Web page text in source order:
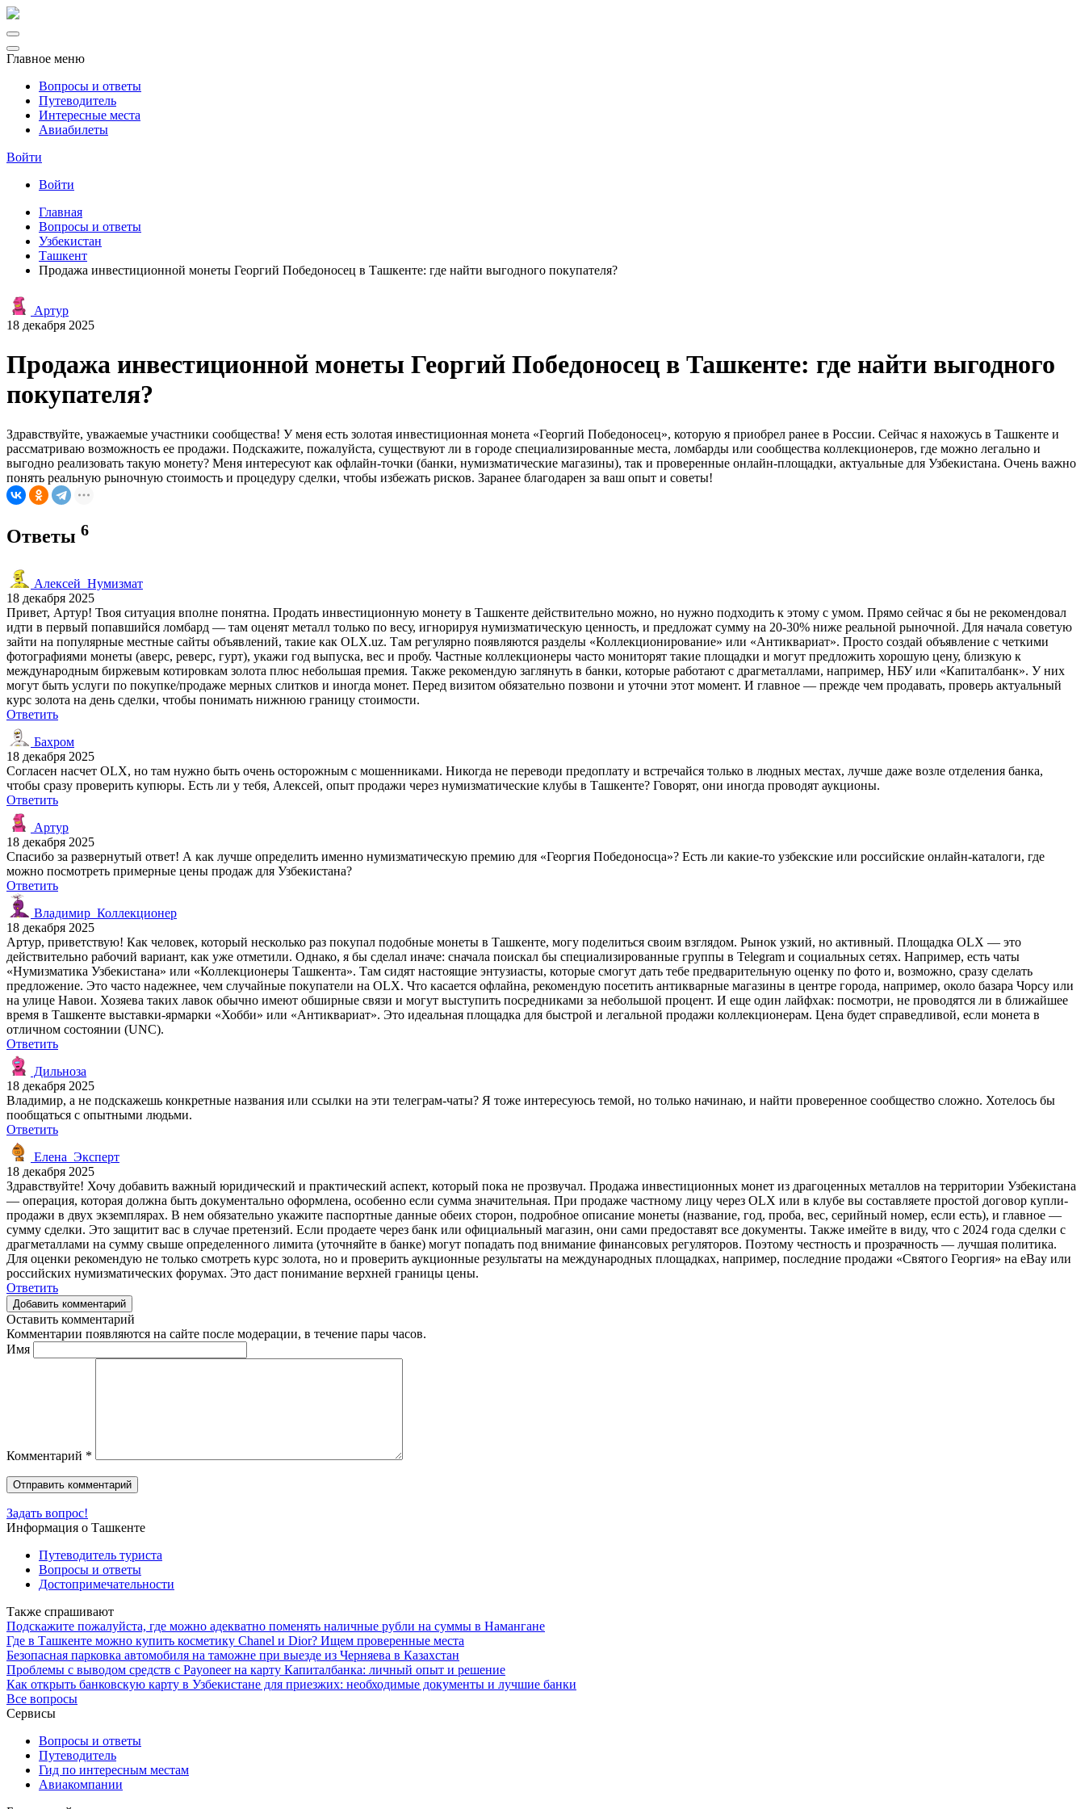
Главное меню
Вопросы и ответы
Путеводитель
Интересные места
Авиабилеты
Войти
Войти
Главная
Вопросы и ответы
Узбекистан
Ташкент
Продажа инвестиционной монеты Георгий Победоносец в Ташкенте: где найти выгодного покупателя?
Артур
18 декабря 2025
Продажа инвестиционной монеты Георгий Победоносец в Ташкенте: где найти выгодного
покупателя?
Здравствуйте, уважаемые участники сообщества! У меня есть золотая инвестиционная монета «Георгий Победоносец», которую я приобрел ранее в России. Сейчас я нахожусь в Ташкенте и
рассматриваю возможность ее продажи. Подскажите, пожалуйста, существуют ли в городе специализированные места, ломбарды или сообщества коллекционеров, где можно легально и
выгодно реализовать такую монету? Меня интересуют как офлайн-точки (банки, нумизматические магазины), так и проверенные онлайн-площадки, актуальные для Узбекистана. Очень важно
понять реальную рыночную стоимость и процедуру сделки, чтобы избежать рисков. Заранее благодарен за ваш опыт и советы!
Ответы 6
Алексей_Нумизмат
18 декабря 2025
Привет, Артур! Твоя ситуация вполне понятна. Продать инвестиционную монету в Ташкенте действительно можно, но нужно подходить к этому с умом. Прямо сейчас я бы не рекомендовал
идти в первый попавшийся ломбард — там оценят металл только по весу, игнорируя нумизматическую ценность, и предложат сумму на 20-30% ниже реальной рыночной. Для начала советую
зайти на популярные местные сайты объявлений, такие как OLX.uz. Там регулярно появляются разделы «Коллекционирование» или «Антиквариат». Просто создай объявление с четкими
фотографиями монеты (аверс, реверс, гурт), укажи год выпуска, вес и пробу. Частные коллекционеры часто мониторят такие площадки и могут предложить хорошую цену, близкую к
международным биржевым котировкам золота плюс небольшая премия. Также рекомендую заглянуть в банки, которые работают с драгметаллами, например, НБУ или «Капиталбанк». У них
могут быть услуги по покупке/продаже мерных слитков и иногда монет. Перед визитом обязательно позвони и уточни этот момент. И главное — прежде чем продавать, проверь актуальный
курс золота на день сделки, чтобы понимать нижнюю границу стоимости.
Ответить
Бахром
18 декабря 2025
Согласен насчет OLX, но там нужно быть очень осторожным с мошенниками. Никогда не переводи предоплату и встречайся только в людных местах, лучше даже возле отделения банка,
чтобы сразу проверить купюры. Есть ли у тебя, Алексей, опыт продажи через нумизматические клубы в Ташкенте? Говорят, они иногда проводят аукционы.
Ответить
Артур
18 декабря 2025
Спасибо за развернутый ответ! А как лучше определить именно нумизматическую премию для «Георгия Победоносца»? Есть ли какие-то узбекские или российские онлайн-каталоги, где
можно посмотреть примерные цены продаж для Узбекистана?
Ответить
Владимир_Коллекционер
18 декабря 2025
Артур, приветствую! Как человек, который несколько раз покупал подобные монеты в Ташкенте, могу поделиться своим взглядом. Рынок узкий, но активный. Площадка OLX — это
действительно рабочий вариант, как уже отметили. Однако, я бы сделал иначе: сначала поискал бы специализированные группы в Telegram и социальных сетях. Например, есть чаты
«Нумизматика Узбекистана» или «Коллекционеры Ташкента». Там сидят настоящие энтузиасты, которые смогут дать тебе предварительную оценку по фото и, возможно, сразу сделать
предложение. Это часто надежнее, чем случайные покупатели на OLX. Что касается офлайна, рекомендую посетить антикварные магазины в центре города, например, около базара Чорсу или
на улице Навои. Хозяева таких лавок обычно имеют обширные связи и могут выступить посредниками за небольшой процент. И еще один лайфхак: посмотри, не проводятся ли в ближайшее
время в Ташкенте выставки-ярмарки «Хобби» или «Антиквариат». Это идеальная площадка для быстрой и легальной продажи коллекционерам. Цена будет справедливой, если монета в
отличном состоянии (UNC).
Ответить
Дильноза
18 декабря 2025
Владимир, а не подскажешь конкретные названия или ссылки на эти телеграм-чаты? Я тоже интересуюсь темой, но только начинаю, и найти проверенное сообщество сложно. Хотелось бы
пообщаться с опытными людьми.
Ответить
Елена_Эксперт
18 декабря 2025
Здравствуйте! Хочу добавить важный юридический и практический аспект, который пока не прозвучал. Продажа инвестиционных монет из драгоценных металлов на территории Узбекистана
— операция, которая должна быть документально оформлена, особенно если сумма значительная. При продаже частному лицу через OLX или в клубе вы составляете простой договор купли-
продажи в двух экземплярах. В нем обязательно укажите паспортные данные обеих сторон, подробное описание монеты (название, год, проба, вес, серийный номер, если есть), и главное —
сумму сделки. Это защитит вас в случае претензий. Если продаете через банк или официальный магазин, они сами предоставят все документы. Также имейте в виду, что с 2024 года сделки с
драгметаллами на сумму свыше определенного лимита (уточняйте в банке) могут попадать под внимание финансовых регуляторов. Поэтому честность и прозрачность — лучшая политика.
Для оценки рекомендую не только смотреть курс золота, но и проверить аукционные результаты на международных площадках, например, последние продажи «Святого Георгия» на eBay или
российских нумизматических форумах. Это даст понимание верхней границы цены.
Ответить
Добавить комментарий
Оставить комментарий
Комментарии появляются на сайте после модерации, в течение пары часов.
Имя
Комментарий *
Задать вопрос!
Информация о Ташкенте
Путеводитель туриста
Вопросы и ответы
Достопримечательности
Также спрашивают
Подскажите пожалуйста, где можно адекватно поменять наличные рубли на суммы в Намангане
Где в Ташкенте можно купить косметику Chanel и Dior? Ищем проверенные места
Безопасная парковка автомобиля на таможне при выезде из Черняева в Казахстан
Проблемы с выводом средств с Payoneer на карту Капиталбанка: личный опыт и решение
Как открыть банковскую карту в Узбекистане для приезжих: необходимые документы и лучшие банки
Все вопросы
Сервисы
Вопросы и ответы
Путеводитель
Гид по интересным местам
Авиакомпании